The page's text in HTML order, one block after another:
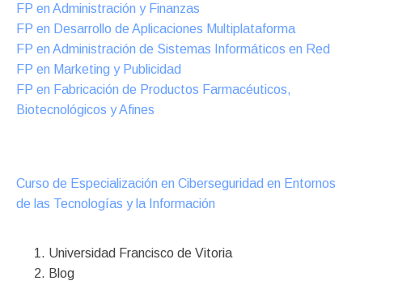
FP en Administración y Finanzas
FP en Desarrollo de Aplicaciones Multiplataforma
FP en Administración de Sistemas Informáticos en Red
FP en Marketing y Publicidad
FP en Fabricación de Productos Farmacéuticos,
Biotecnológicos y Afines
Curso de Especialización en Ciberseguridad en Entornos
de las Tecnologías y la Información
Universidad Francisco de Vitoria
Blog